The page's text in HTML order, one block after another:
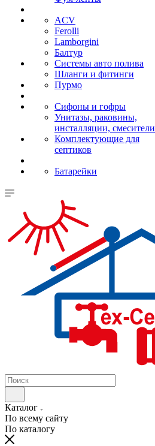
ACV
Ferolli
Lamborgini
Балтур
Системы авто полива
Шланги и фитинги
Пурмо
Сифоны и гофры
Унитазы, раковины,
инсталляции, смесители
Комплектующие для
септиков
Батарейки
Каталог
По всему сайту
По каталогу